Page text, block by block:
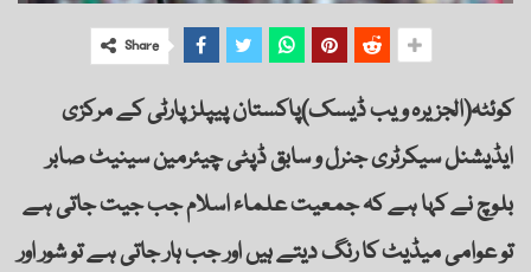
Share
کوئٹہ(الجزیرہ ویب ڈیسک)پاکستان پیپلزپارٹی کے مرکزی
ایڈیشنل سیکرٹری جنرل و سابق ڈپٹی چیئرمین سینیٹ صابر
بلوچ نے کہا ہے کہ جمعیت علماء اسلام جب جیت جاتی ہے
تو عوامی میڈیٹ کا رنگ دیتے ہیں اور جب ہار جاتی ہے تو شور اور